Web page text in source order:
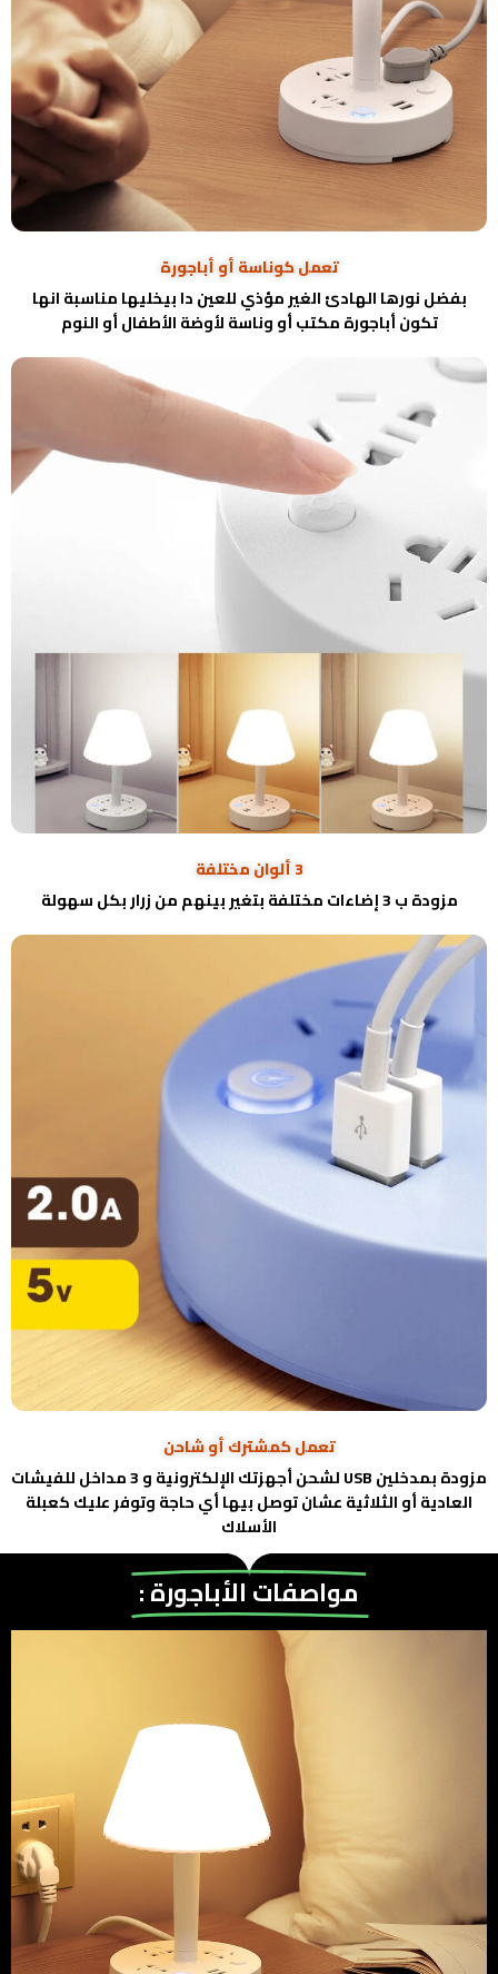
تعمل كوناسة أو أباجورة
بفضل نورها الهادئ الغير مؤذي للعين دا بيخليها مناسبة انها
تكون أباجورة مكتب أو وناسة لأوضة الأطفال أو النوم
3 ألوان مختلفة
مزودة ب 3 إضاءات مختلفة بتغير بينهم من زرار بكل سهولة
تعمل كمشترك أو شاحن
مزودة بمدخلين USB لشحن أجهزتك الإلكترونية و 3 مداخل للفيشات
العادية أو الثلاثية عشان توصل بيها أي حاجة وتوفر عليك كعبلة
الأسلاك
مواصفات الأباجورة :